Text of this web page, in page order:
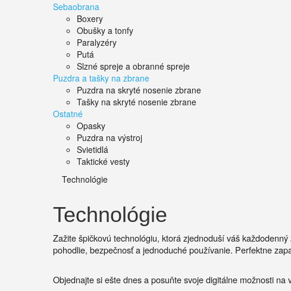
Sebaobrana
Boxery
Obušky a tonfy
Paralyzéry
Putá
Slzné spreje a obranné spreje
Puzdra a tašky na zbrane
Puzdra na skryté nosenie zbrane
Tašky na skryté nosenie zbrane
Ostatné
Opasky
Puzdra na výstroj
Svietidlá
Taktické vesty
Technológie
Technológie
Zažite špičkovú technológiu, ktorá zjednoduší váš každodenný
pohodlie, bezpečnosť a jednoduché používanie. Perfektne
Objednajte si ešte dnes a posuňte svoje digitálne možnosti na